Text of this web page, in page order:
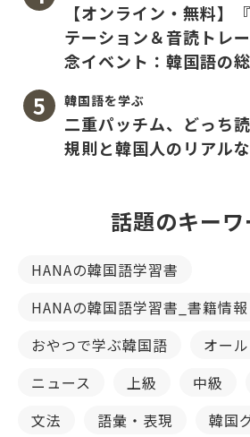
【オンライン・無料】
テーション＆音読トレ
念イベント：韓国語の
韓国語を学ぶ
二重パッチム、どっち
規則と韓国人のリアル
話題のキーワ
HANAの韓国語学習書
HANAの韓国語学習書_書籍情報
おやつで学ぶ韓国語
オー
ニュース
上級 中級
文法
語彙・表現
韓国